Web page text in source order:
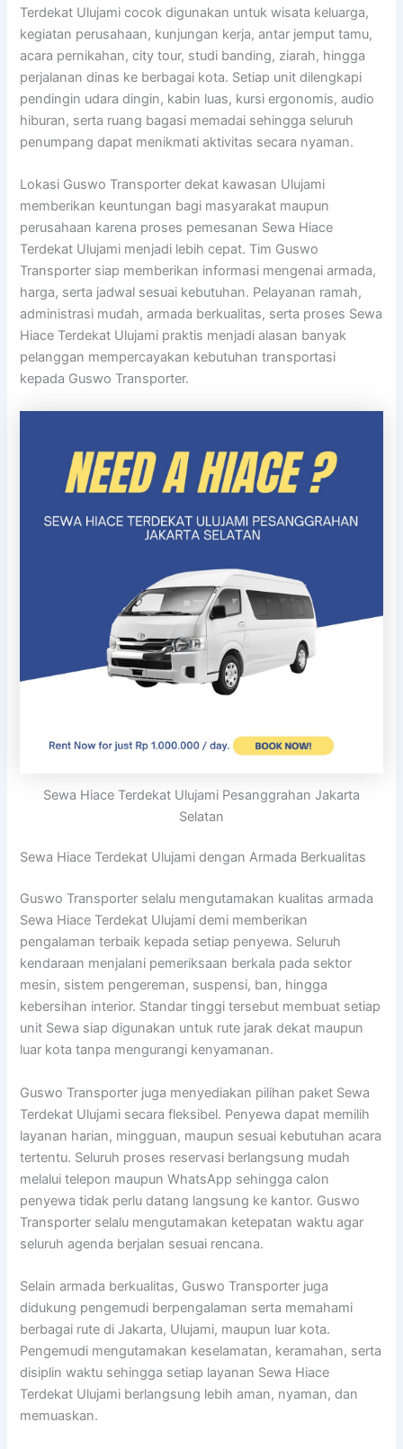
Terdekat Ulujami cocok digunakan untuk wisata keluarga,
kegiatan perusahaan, kunjungan kerja, antar jemput tamu,
acara pernikahan, city tour, studi banding, ziarah, hingga
perjalanan dinas ke berbagai kota. Setiap unit dilengkapi
pendingin udara dingin, kabin luas, kursi ergonomis, audio
hiburan, serta ruang bagasi memadai sehingga seluruh
penumpang dapat menikmati aktivitas secara nyaman.
Lokasi Guswo Transporter dekat kawasan Ulujami
memberikan keuntungan bagi masyarakat maupun
perusahaan karena proses pemesanan Sewa Hiace
Terdekat Ulujami menjadi lebih cepat. Tim Guswo
Transporter siap memberikan informasi mengenai armada,
harga, serta jadwal sesuai kebutuhan. Pelayanan ramah,
administrasi mudah, armada berkualitas, serta proses Sewa
Hiace Terdekat Ulujami praktis menjadi alasan banyak
pelanggan mempercayakan kebutuhan transportasi
kepada Guswo Transporter.
Sewa Hiace Terdekat Ulujami Pesanggrahan Jakarta
Selatan
Sewa Hiace Terdekat Ulujami dengan Armada Berkualitas
Guswo Transporter selalu mengutamakan kualitas armada
Sewa Hiace Terdekat Ulujami demi memberikan
pengalaman terbaik kepada setiap penyewa. Seluruh
kendaraan menjalani pemeriksaan berkala pada sektor
mesin, sistem pengereman, suspensi, ban, hingga
kebersihan interior. Standar tinggi tersebut membuat setiap
unit Sewa siap digunakan untuk rute jarak dekat maupun
luar kota tanpa mengurangi kenyamanan.
Guswo Transporter juga menyediakan pilihan paket Sewa
Terdekat Ulujami secara fleksibel. Penyewa dapat memilih
layanan harian, mingguan, maupun sesuai kebutuhan acara
tertentu. Seluruh proses reservasi berlangsung mudah
melalui telepon maupun WhatsApp sehingga calon
penyewa tidak perlu datang langsung ke kantor. Guswo
Transporter selalu mengutamakan ketepatan waktu agar
seluruh agenda berjalan sesuai rencana.
Selain armada berkualitas, Guswo Transporter juga
didukung pengemudi berpengalaman serta memahami
berbagai rute di Jakarta, Ulujami, maupun luar kota.
Pengemudi mengutamakan keselamatan, keramahan, serta
disiplin waktu sehingga setiap layanan Sewa Hiace
Terdekat Ulujami berlangsung lebih aman, nyaman, dan
memuaskan.